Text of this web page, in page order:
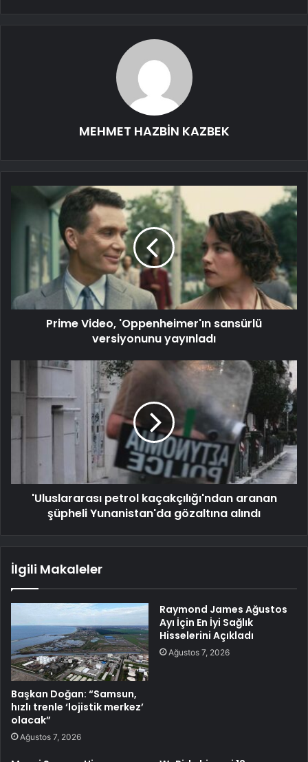
MEHMET HAZBİN KAZBEK
Prime Video, 'Oppenheimer'ın sansürlü
versiyonunu yayınladı
'Uluslararası petrol kaçakçılığı'ndan aranan
şüpheli Yunanistan'da gözaltına alındı
İlgili Makaleler
Başkan Doğan: “Samsun,
hızlı trenle ‘lojistik merkez’
olacak”
Ağustos 7, 2026
Raymond James Ağustos
Ayı İçin En İyi Sağlık
Hisselerini Açıkladı
Ağustos 7, 2026